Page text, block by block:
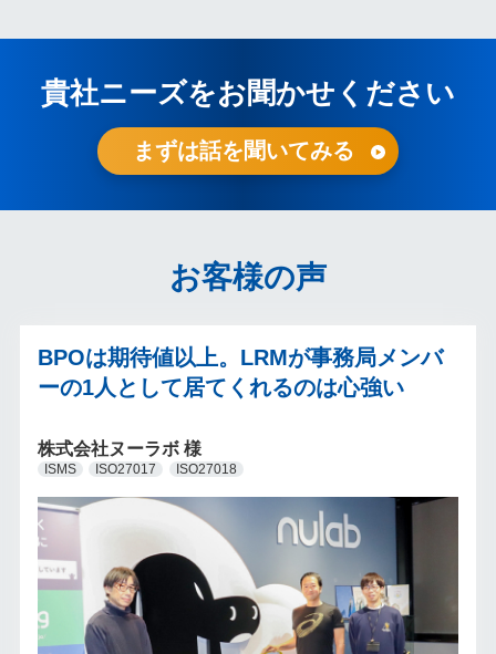
貴社ニーズをお聞かせください
まずは話を聞いてみる
お客様の声
BPOは期待値以上。LRMが事務局メンバ
ーの1人として居てくれるのは心強い
株式会社ヌーラボ 様
ISMS ISO27017 ISO27018